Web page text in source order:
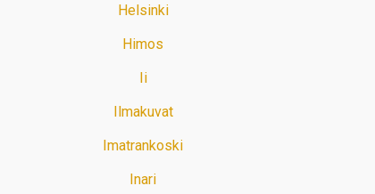
Helsinki
Himos
Ii
Ilmakuvat
Imatrankoski
Inari